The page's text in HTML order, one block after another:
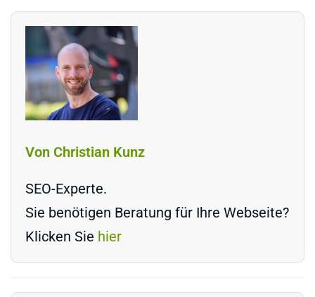
Von Christian Kunz
SEO-Experte.
Sie benötigen Beratung für Ihre Webseite?
Klicken Sie hier